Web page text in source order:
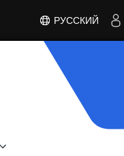
РУССКИЙ